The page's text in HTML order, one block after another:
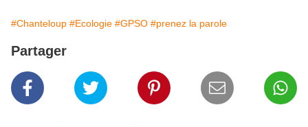
#Chanteloup #Ecologie #GPSO #prenez la parole
Partager